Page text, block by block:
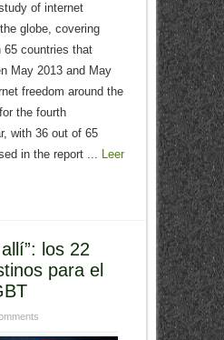
of internet
globe, covering
65 countries that
May 2013 and May
freedom around the
the fourth
with 36 out of 65
in the report ...
Leer
los 22
para el